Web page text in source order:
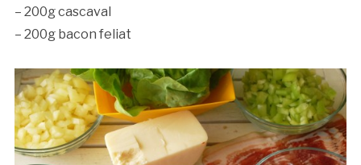
– 200g cascaval
– 200g bacon feliat